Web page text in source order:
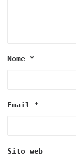
Nome *
Email *
Sito web